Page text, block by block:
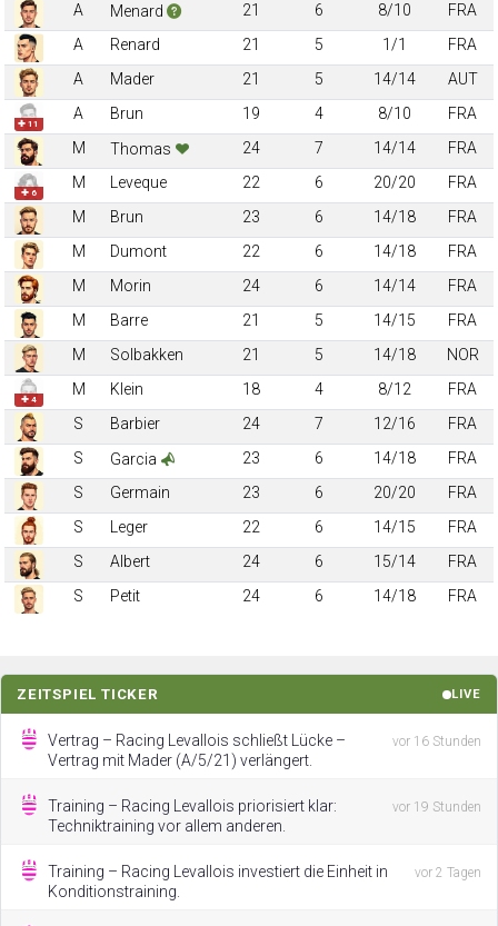
A
Menard 21 6 8/10
FRA
A
Renard 21 5 1/1
FRA
A
Mader 21 5 14/14 AUT
✚ 11
A Brun 19 4 8/10
FRA
M
Thomas 24 7 14/14 FRA
✚ 6
M Leveque 22 6 20/20
FRA
M
Brun 23 6 14/18
FRA
M
Dumont 22 6 14/18
FRA
M
Morin 24 6 14/14
FRA
M
Barre 21 5 14/15
FRA
M
Solbakken 21 5 14/18 NOR
✚ 4
M Klein 18 4 8/12
FRA
S
Barbier 24 7 12/16
FRA
S
Garcia 23 6 14/18
FRA
S
Germain 23 6 20/20
FRA
S
Leger 22 6 14/15
FRA
S
Albert 24 6 15/14
FRA
S
Petit 24 6 14/18 FRA
ZEITSPIEL TICKER LIVE
Vertrag – Racing Levallois schließt Lücke –
Vertrag mit Mader (A/5/21) verlängert.
vor 16 Stunden
Training – Racing Levallois priorisiert klar:
Techniktraining vor allem anderen.
vor 19 Stunden
Training – Racing Levallois investiert die Einheit in
Konditionstraining.
vor 2 Tagen